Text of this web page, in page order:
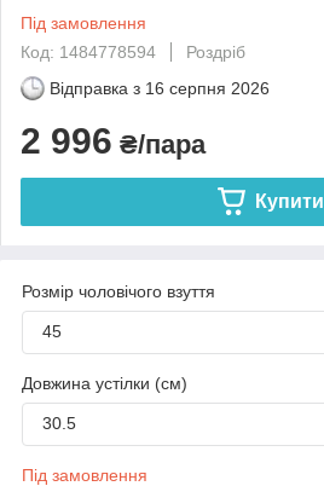
Під замовлення
Код: 1484778594
Роздріб
Відправка з 16 серпня 2026
2 996 ₴/пара
Купити
Розмір чоловічого взуття
45
Довжина устілки (см)
30.5
Під замовлення